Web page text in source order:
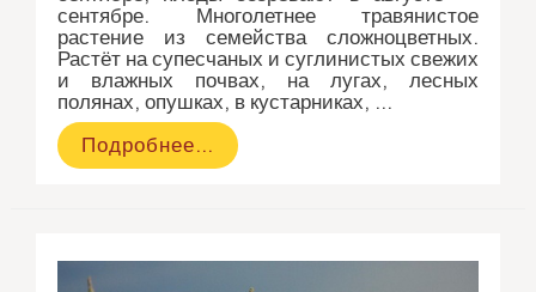
сентябре. Многолетнее травянистое
растение из семейства сложноцветных.
Растёт на супесчаных и суглинистых свежих
и влажных почвах, на лугах, лесных
полянах, опушках, в кустарниках, …
Нивяник
обыкновенный
Подробнее…